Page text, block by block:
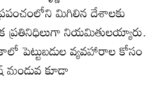
మిగిలిన దేశాలకు
ప్రతినిధిలుగా నియమితులయ్యారు.
పెట్టుబడుల వ్యవహారాల కోసం
మండువ కూడా